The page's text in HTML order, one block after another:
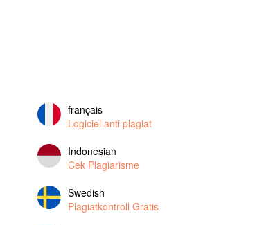
français
Logiciel anti plagiat
Indonesian
Cek Plagiarisme
Swedish
Plagiatkontroll Gratis